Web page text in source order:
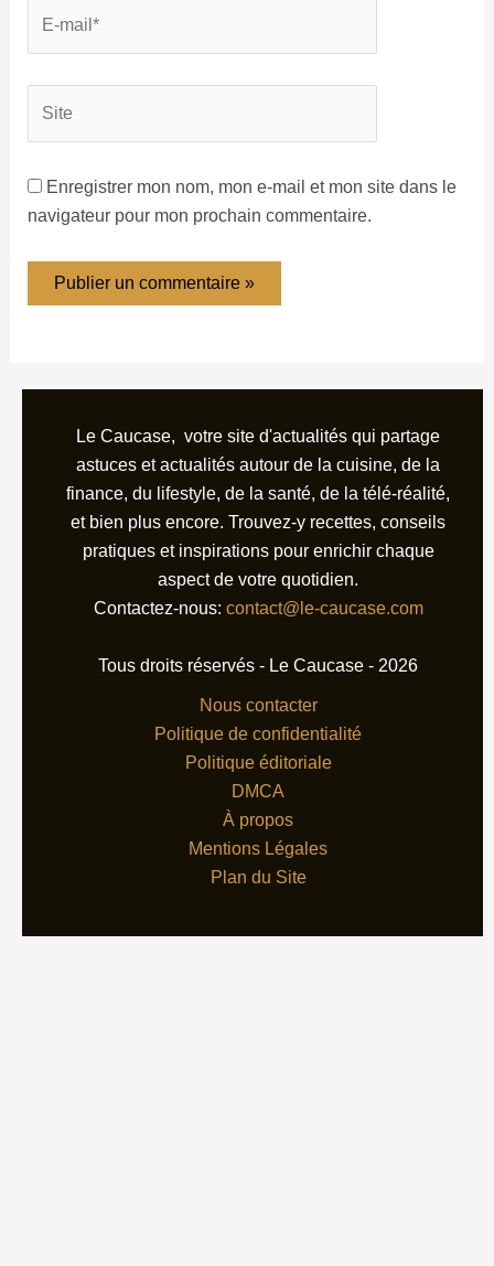
Enregistrer mon nom, mon e-mail et mon site dans le
navigateur pour mon prochain commentaire.
Le Caucase, votre site d'actualités qui partage
astuces et actualités autour de la cuisine, de la
finance, du lifestyle, de la santé, de la télé-réalité,
et bien plus encore. Trouvez-y recettes, conseils
pratiques et inspirations pour enrichir chaque
aspect de votre quotidien.
Contactez-nous: contact@le-caucase.com
Tous droits réservés - Le Caucase - 2026
Nous contacter
Politique de confidentialité
Politique éditoriale
DMCA
À propos
Mentions Légales
Plan du Site